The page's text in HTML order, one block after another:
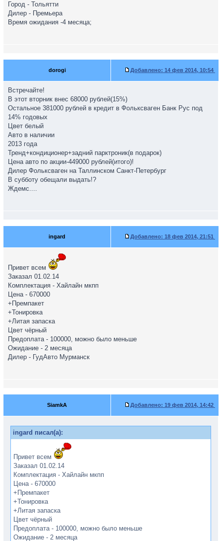
Город - Тольятти
Дилер - Премьера
Время ожидания -4 месяца;
dorogi Добавлено: 14 фев 2014, 10:54
Встречайте!
В этот вторник внес 68000 рублей(15%)
Остальное 381000 рублей в кредит в Фольксваген Банк Рус под
14% годовых
Цвет белый
Авто в наличии
2013 года
Тренд+кондиционер+задний парктроник(в подарок)
Цена авто по акции-449000 рублей(итого)!
Дилер Фольксваген на Таллинском Санкт-Петербург
В субботу обещали выдать!?
Ждемс....
ingard Добавлено: 18 фев 2014, 21:51
Привет всем
Заказал 01.02.14
Комплектация - Хайлайн мкпп
Цена - 670000
+Премпакет
+Тонировка
+Литая запаска
Цвет чёрный
Предоплата - 100000, можно было меньше
Ожидание - 2 месяца
Дилер - ГудАвто Мурманск
SiamkA Добавлено: 19 фев 2014, 14:42
ingard писал(а):
Привет всем
Заказал 01.02.14
Комплектация - Хайлайн мкпп
Цена - 670000
+Премпакет
+Тонировка
+Литая запаска
Цвет чёрный
Предоплата - 100000, можно было меньше
Ожидание - 2 месяца